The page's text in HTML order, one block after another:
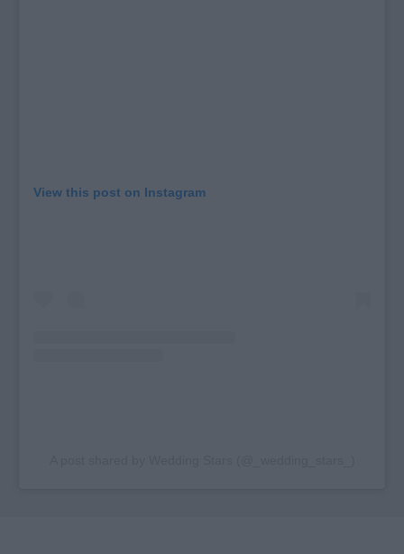
View this post on Instagram